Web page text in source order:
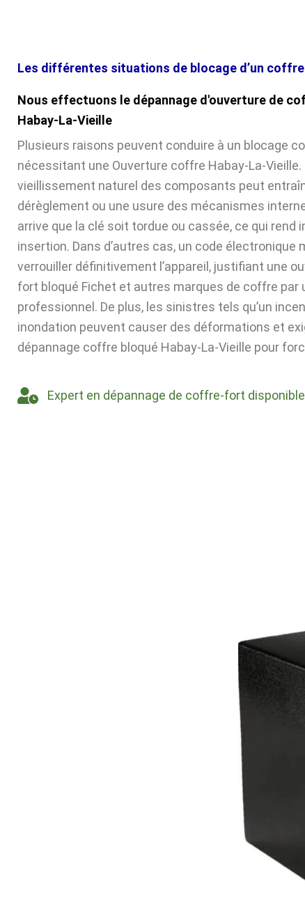
Les différentes situations de blocage d’un
Nous effectuons le dépannage d'ouverture de
Habay-La-Vieille
Plusieurs raisons peuvent conduire à un blocage
nécessitant une Ouverture coffre Habay-La-Vieille.
vieillissement naturel des composants peut
dérèglement ou une usure des mécanismes
arrive que la clé soit tordue ou cassée, ce qui rend
insertion. Dans d’autres cas, un code électronique
verrouiller définitivement l’appareil, justifiant une
fort bloqué Fichet et autres marques de coffre par
professionnel. De plus, les sinistres tels qu’un
inondation peuvent causer des déformations et
dépannage coffre bloqué Habay-La-Vieille pour
Expert en dépannage de coffre-fort